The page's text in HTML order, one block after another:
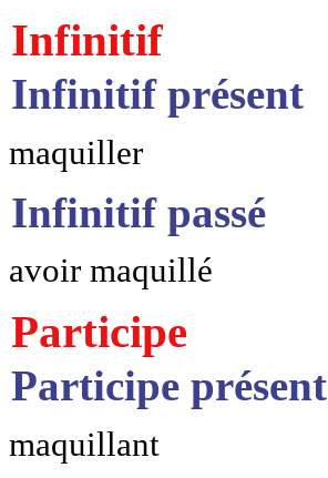
Infinitif
Infinitif présent
maquiller
Infinitif passé
avoir maquillé
Participe
Participe présent
maquillant